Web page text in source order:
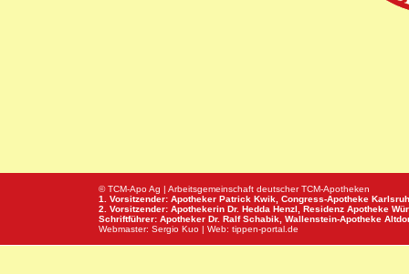
© TCM-Apo Ag | Arbeitsgemeinschaft deutscher TCM-Apotheken
1. Vorsitzender: Apotheker Patrick Kwik, Congress-Apotheke
2. Vorsitzender: Apothekerin Dr. Hedda Henzl, Residenz Apotheke
Schriftführer: Apotheker Dr. Ralf Schabik, Wallenstein-Apotheke
Webmaster: Sergio Kuo | Web: tippen-portal.de